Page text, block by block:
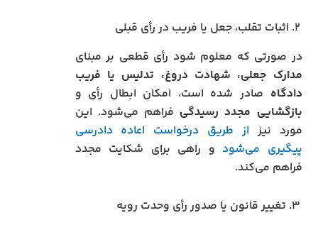
در صورتی که معلوم شود رأی قطعی بر مبنای
مدارک جعلی، شهادت دروغ، تدلیس یا فریب
دادگاه صادر شده است، امکان ابطال رأی و
بازگشایی مجدد رسیدگی فراهم می‌شود. این
مورد نیز از طریق درخواست اعاده دادرسی
پیگیری می‌شودو راهی برای شکایت مجدد
فراهم می‌کند.